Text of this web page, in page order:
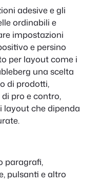
adesive e gli
ordinabili e
impostazioni
e persino
per layout come i
una scelta
di prodotti,
pro e contro,
layout che dipenda
paragrafi,
pulsanti e altro